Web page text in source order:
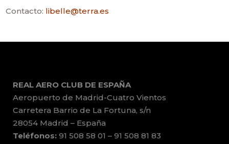
Contacto: libelle@terra.es
REAL AERO CLUB DE ESPAÑA
Aeropuerto de Madrid-Cuatro Vientos
Carretera Barrio de La Fortuna, s/n
28054 Madrid – España
Teléfonos: 91 508 58 01 – 91 508 81 83